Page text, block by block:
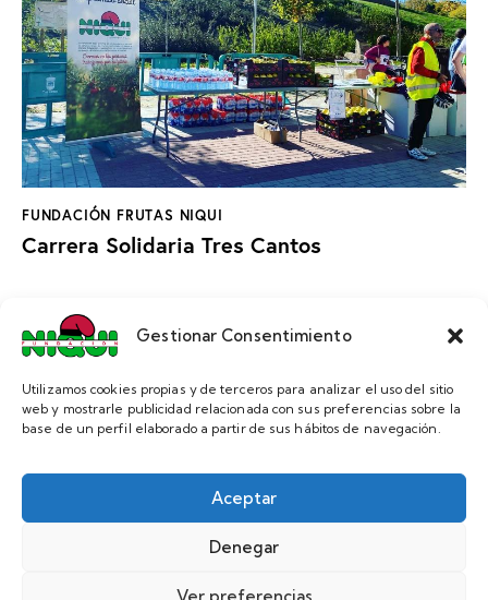
Gestionar Consentimiento
Utilizamos cookies propias y de terceros para analizar el uso del sitio
web y mostrarle publicidad relacionada con sus preferencias sobre la
base de un perfil elaborado a partir de sus hábitos de navegación.
Aceptar
Denegar
Ver preferencias
FUNDACIÓN FRUTAS NIQUI
Carrera Solidaria Tres Cantos
Donación Ayuntamiento Madarcos